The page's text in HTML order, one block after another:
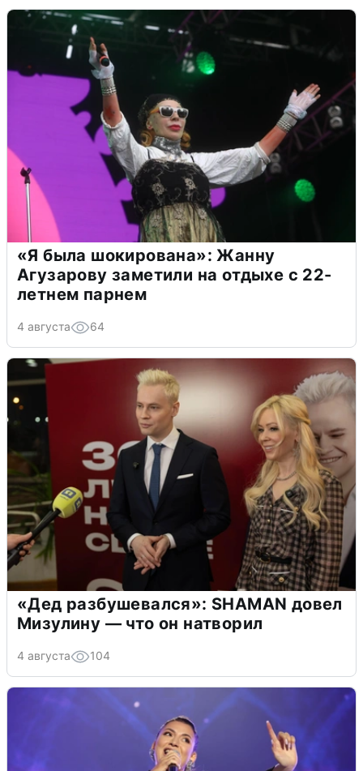
«Я была шокирована»: Жанну
Агузарову заметили на отдыхе с 22-
летнем парнем
4 августа 64
«Дед разбушевался»: SHAMAN довел
Мизулину — что он натворил
4 августа 104